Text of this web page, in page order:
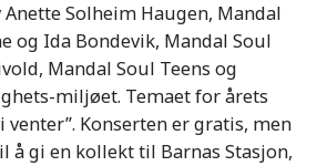
Solheim Haugen, Mandal
og Ida Bondevik, Mandal Soul
Mandal Soul Teens og
miljøet. Temaet for årets
venter”. Konserten er gratis, men
gi en kollekt til Barnas Stasjon,